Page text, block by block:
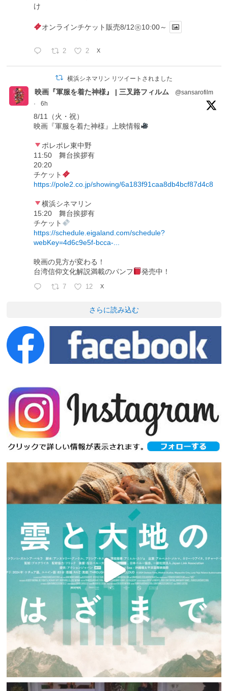
け
オンラインチケット販売8/12㊌10:00～
2 2 X
横浜シネマリン リツイートされました
映画『軍服を着た神様』 | 三叉路フィルム
@sansarofilm
·
6h
8/11（火・祝）
映画『軍服を着た神様』上映情報
ポレポレ東中野
11:50 舞台挨拶有
20:20
チケット
https://pole2.co.jp/showing/6a183f91caa8db4bcf87d4c8
横浜シネマリン
15:20 舞台挨拶有
チケット
https://schedule.eigaland.com/schedule?
webKey=4d6c9e5f-bcca-...
映画の見方が変わる！
台湾信仰文化解説満載のパンフ
発売中！
7 12 X
さらに読み込む